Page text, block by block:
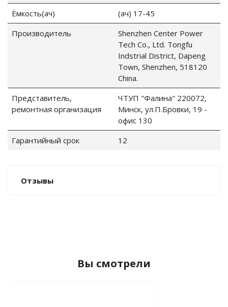
Ёмкость(ач)
(ач) 17-45
Производитель
Shenzhen Center Power
Tech Co., Ltd. Tongfu
Indstrial District, Dapeng
Town, Shenzhen, 518120
China.
Представитель,
ремонтная организация
ЧТУП "Фалина" 220072,
Минск, ул.П.Бровки, 19 -
офис 130
Гарантийный срок
12
Отзывы
Вы смотрели